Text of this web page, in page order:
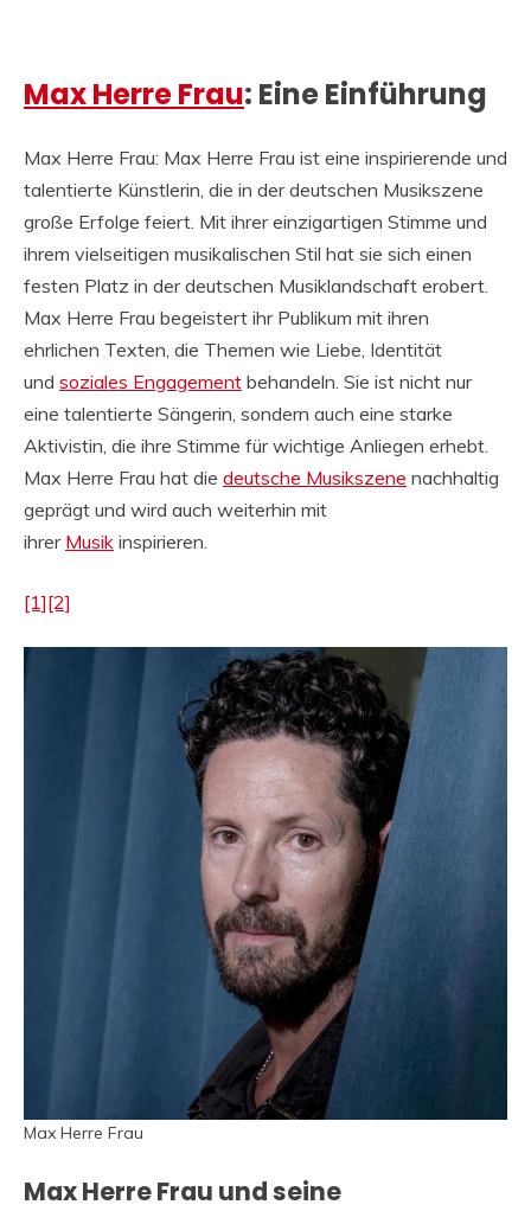
Max Herre Frau: Eine Einführung
Max Herre Frau: Max Herre Frau ist eine inspirierende und
talentierte Künstlerin, die in der deutschen Musikszene
große Erfolge feiert. Mit ihrer einzigartigen Stimme und
ihrem vielseitigen musikalischen Stil hat sie sich einen
festen Platz in der deutschen Musiklandschaft erobert.
Max Herre Frau begeistert ihr Publikum mit ihren
ehrlichen Texten, die Themen wie Liebe, Identität
und soziales Engagement behandeln. Sie ist nicht nur
eine talentierte Sängerin, sondern auch eine starke
Aktivistin, die ihre Stimme für wichtige Anliegen erhebt.
Max Herre Frau hat die deutsche Musikszene nachhaltig
geprägt und wird auch weiterhin mit
ihrer Musik inspirieren.
[1][2]
Max Herre Frau
Max Herre Frau und seine